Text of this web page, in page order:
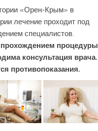
«Орен-Крым» в
лечение проходит под
специалистов.
процедуры
консультация врача.
противопоказания.